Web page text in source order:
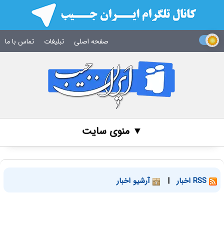
صفحه اصلی تبلیغات تماس با ما
▼ منوی سایت
| آرشیو اخبار